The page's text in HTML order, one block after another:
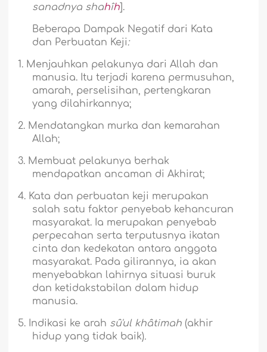
sanadnya shahîh ].
Beberapa Dampak Negatif dari Kata
dan Perbuatan Keji:
1. Menjauhkan pelakunya dari Allah dan
manusia. Itu terjadi karena permusuhan,
amarah, perselisihan, pertengkaran
yang dilahirkannya;
2. Mendatangkan murka dan kemarahan
Allah;
3. Membuat pelakunya berhak
mendapatkan ancaman di Akhirat;
4. Kata dan perbuatan keji merupakan
salah satu faktor penyebab kehancuran
masyarakat. Ia merupakan penyebab
perpecahan serta terputusnya ikatan
cinta dan kedekatan antara anggota
masyarakat. Pada gilirannya, ia akan
menyebabkan lahirnya situasi buruk
dan ketidakstabilan dalam hidup
manusia.
5. Indikasi ke arah sû'ul khâtimah (akhir
hidup yang tidak baik).